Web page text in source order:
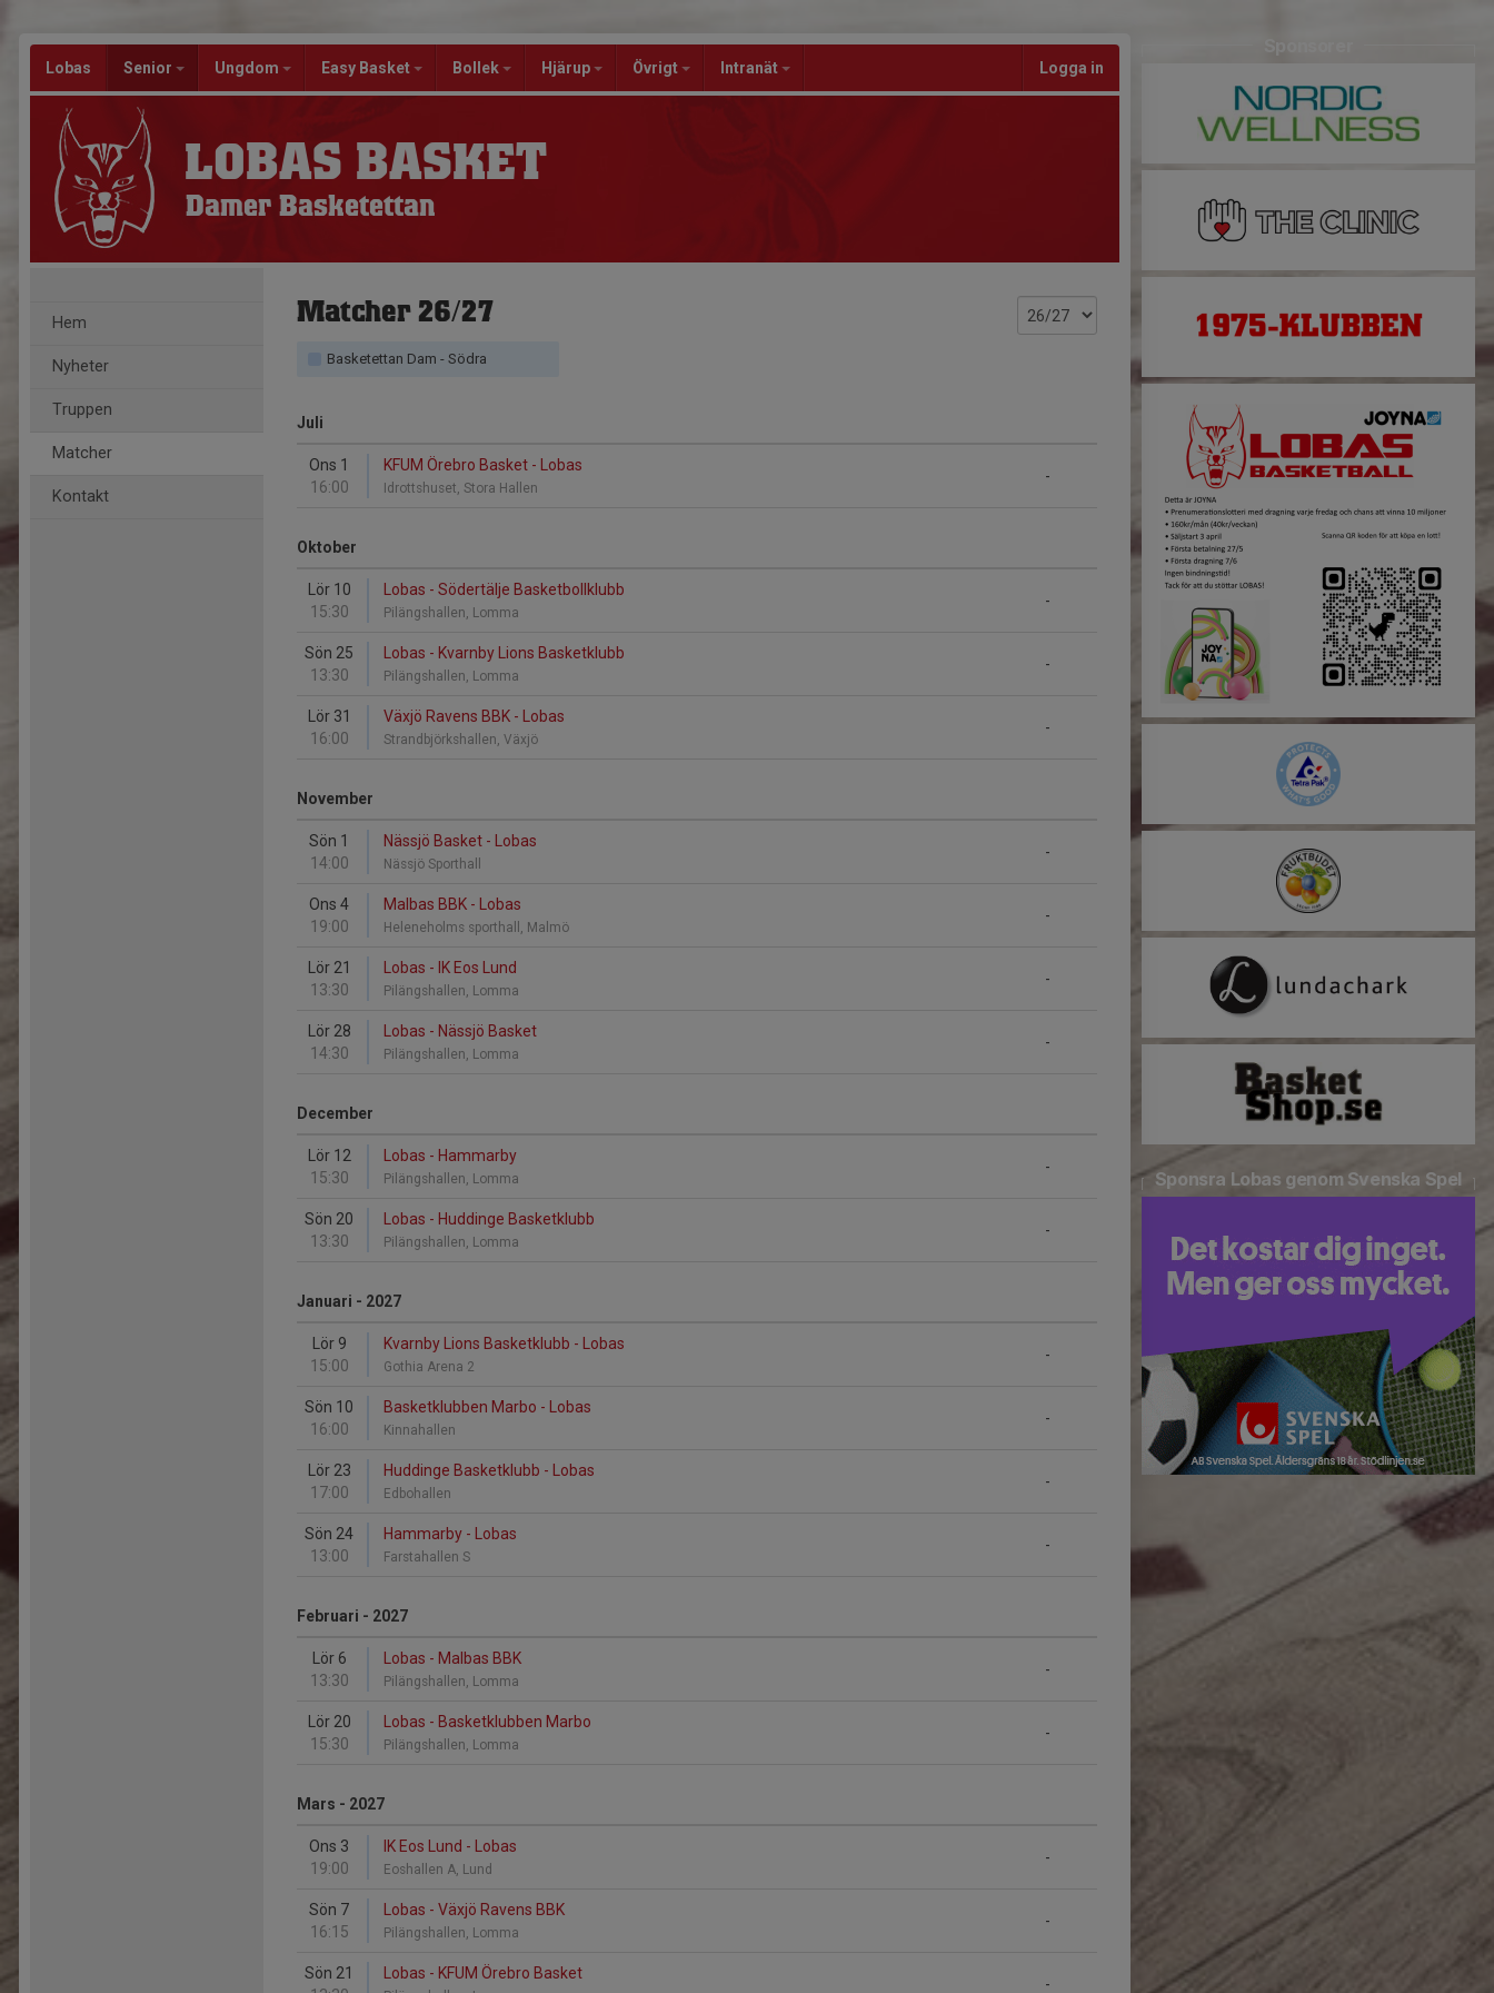
Lobas Senior Ungdom Easy Basket Bollek Hjärup Övrigt Intranät Logga in
LOBAS BASKET
Damer Basketettan
Hem
Nyheter
Truppen
Matcher
Kontakt
Matcher 26/27
Basketettan Dam - Södra
Juli
Ons 1
16:00
-
KFUM Örebro Basket - Lobas
Idrottshuset, Stora Hallen
Oktober
Lör 10
15:30
-
Lobas - Södertälje Basketbollklubb
Pilängshallen, Lomma
Sön 25
13:30
-
Lobas - Kvarnby Lions Basketklubb
Pilängshallen, Lomma
Lör 31
16:00
-
Växjö Ravens BBK - Lobas
Strandbjörkshallen, Växjö
November
Sön 1
14:00
-
Nässjö Basket - Lobas
Nässjö Sporthall
Ons 4
19:00
-
Malbas BBK - Lobas
Heleneholms sporthall, Malmö
Lör 21
13:30
-
Lobas - IK Eos Lund
Pilängshallen, Lomma
Lör 28
14:30
-
Lobas - Nässjö Basket
Pilängshallen, Lomma
December
Lör 12
15:30
-
Lobas - Hammarby
Pilängshallen, Lomma
Sön 20
13:30
-
Lobas - Huddinge Basketklubb
Pilängshallen, Lomma
Januari - 2027
Lör 9
15:00
-
Kvarnby Lions Basketklubb - Lobas
Gothia Arena 2
Sön 10
16:00
-
Basketklubben Marbo - Lobas
Kinnahallen
Lör 23
17:00
-
Huddinge Basketklubb - Lobas
Edbohallen
Sön 24
13:00
-
Hammarby - Lobas
Farstahallen S
Februari - 2027
Lör 6
13:30
-
Lobas - Malbas BBK
Pilängshallen, Lomma
Lör 20
15:30
-
Lobas - Basketklubben Marbo
Pilängshallen, Lomma
Mars - 2027
Ons 3
19:00
-
IK Eos Lund - Lobas
Eoshallen A, Lund
Sön 7
16:15
-
Lobas - Växjö Ravens BBK
Pilängshallen, Lomma
Sön 21
-
Lobas - KFUM Örebro Basket
Sponsra Lobas genom Svenska Spel